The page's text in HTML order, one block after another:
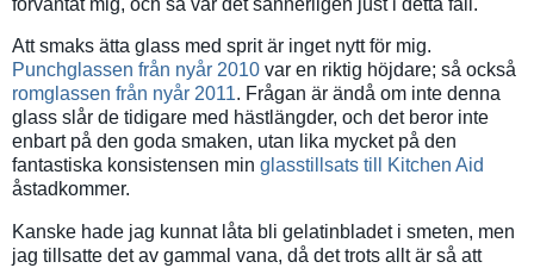
Att smaks ätta glass med sprit är inget nytt för mig.
Punchglassen från nyår 2010 var en riktig höjdare; så också
romglassen från nyår 2011. Frågan är ändå om inte denna
glass slår de tidigare med hästlängder, och det beror inte
enbart på den goda smaken, utan lika mycket på den
fantastiska konsistensen min glasstillsats till Kitchen Aid
åstadkommer.
Kanske hade jag kunnat låta bli gelatinbladet i smeten, men
jag tillsatte det av gammal vana, då det trots allt är så att